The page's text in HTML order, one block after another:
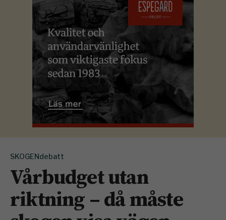
SKOGENdebatt
Vårbudget utan
riktning – då måste